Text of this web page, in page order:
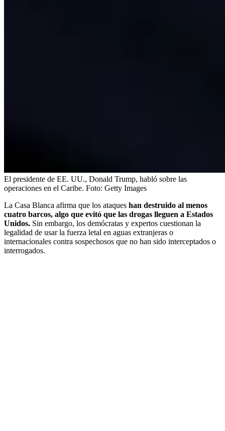
El presidente de EE. UU., Donald Trump, habló sobre las
operaciones en el Caribe. Foto: Getty Images
La Casa Blanca afirma que los ataques han destruido al menos
cuatro barcos, algo que evitó que las drogas lleguen a Estados
Unidos. Sin embargo, los demócratas y expertos cuestionan la
legalidad de usar la fuerza letal en aguas extranjeras o
internacionales contra sospechosos que no han sido interceptados o
interrogados.